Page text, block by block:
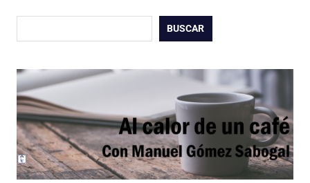
BUSCAR